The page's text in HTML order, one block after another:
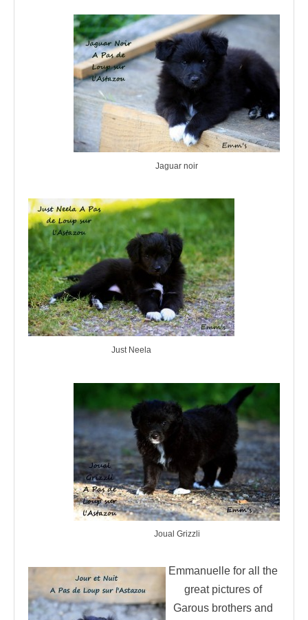
Jaguar noir
Just Neela
Joual Grizzli
Emmanuelle for all the
great pictures of
Garous brothers and